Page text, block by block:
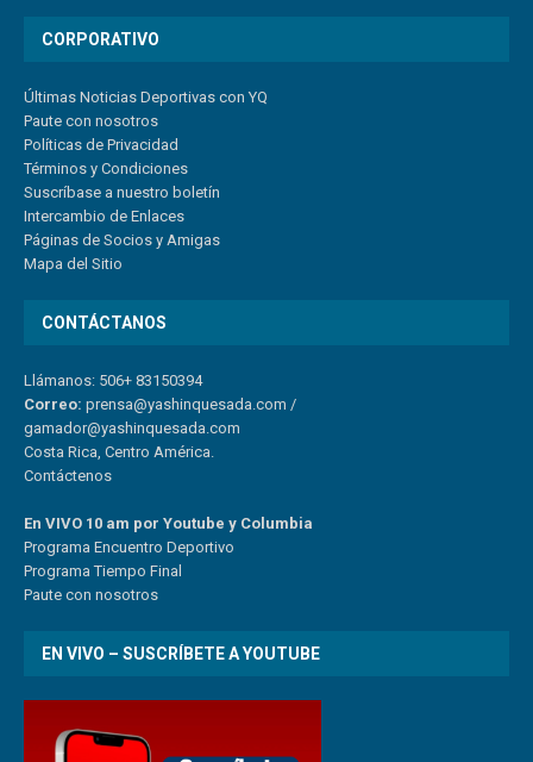
CORPORATIVO
Últimas Noticias Deportivas con YQ
Paute con nosotros
Políticas de Privacidad
Términos y Condiciones
Suscríbase a nuestro boletín
Intercambio de Enlaces
Páginas de Socios y Amigas
Mapa del Sitio
CONTÁCTANOS
Llámanos: 506+ 83150394
Correo: prensa@yashinquesada.com /
gamador@yashinquesada.com
Costa Rica, Centro América.
Contáctenos
En VIVO 10 am por Youtube y Columbia
Programa Encuentro Deportivo
Programa Tiempo Final
Paute con nosotros
EN VIVO – SUSCRÍBETE A YOUTUBE